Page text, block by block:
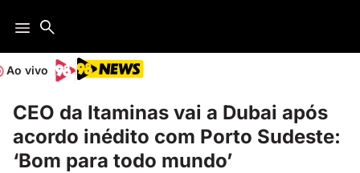
Ao vivo
CEO da Itaminas vai a Dubai após
acordo inédito com Porto Sudeste:
‘Bom para todo mundo’